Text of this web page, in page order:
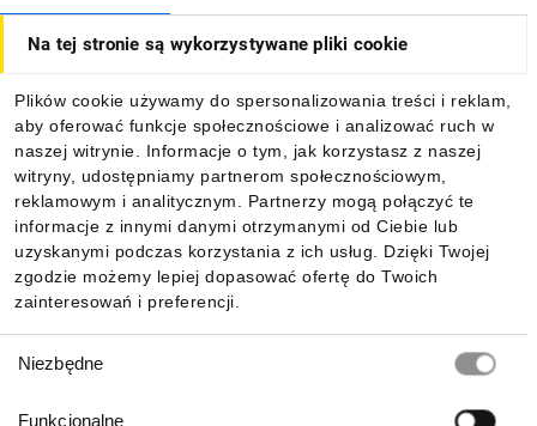
Na tej stronie są wykorzystywane pliki cookie
Plików cookie używamy do spersonalizowania treści i reklam,
aby oferować funkcje społecznościowe i analizować ruch w
naszej witrynie. Informacje o tym, jak korzystasz z naszej
witryny, udostępniamy partnerom społecznościowym,
reklamowym i analitycznym. Partnerzy mogą połączyć te
informacje z innymi danymi otrzymanymi od Ciebie lub
uzyskanymi podczas korzystania z ich usług. Dzięki Twojej
zgodzie możemy lepiej dopasować ofertę do Twoich
zainteresowań i preferencji.
zgody
Niezbędne
Funkcjonalne
Informacje
Pobierz naszą aplikację mobilną: